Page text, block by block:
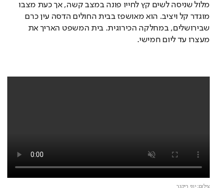
מלול שניסה לשים קץ לחייו פונה במצב קשה, אך כעת מצבו
מוגדר קל ויציב. הוא מאושפז בבית החולים הדסה עין כרם
שבירושלים, במחלקה הכירוגית. בית המשפט האריך את
מעצרו עד ליום חמישי.
צילום: יוני ריקנר